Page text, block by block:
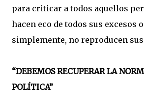
para criticar a todos aquellos
hacen eco de todos sus excesos
simplemente, no reproducen
“DEBEMOS RECUPERAR LA
POLÍTICA”